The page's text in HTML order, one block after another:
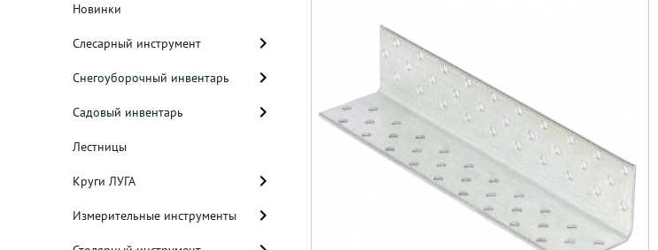
Новинки
Слесарный инструмент
Снегоуборочный инвентарь
Садовый инвентарь
Лестницы
Круги ЛУГА
Измерительные инструменты